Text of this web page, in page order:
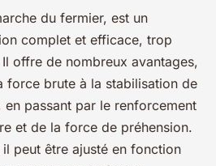
du fermier, est un
complet et efficace, trop
offre de nombreux avantages,
force brute à la stabilisation de
passant par le renforcement
et de la force de préhension.
peut être ajusté en fonction